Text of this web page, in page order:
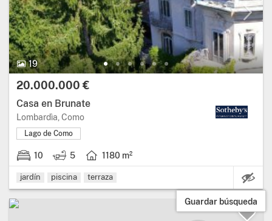
19
20.000.000 €
Casa en Brunate
Lombardìa, Como
Lago de Como
10 5 1180 m²
jardín piscina terraza
Guardar búsqueda